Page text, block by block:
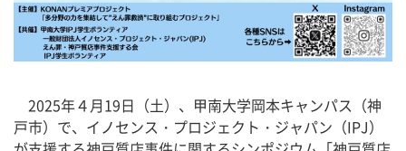
2025年４月19日（土）、甲南大学岡本キャンパス（神
戸市）で、イノセンス・プロジェクト・ジャパン（IPJ）